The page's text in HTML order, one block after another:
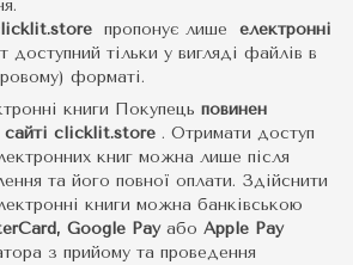
пропонує лише електронні
доступний тільки у вигляді файлів в
форматі.
книги Покупець повинен
clicklit.store . Отримати доступ
книг можна лише після
та його повної оплати. Здійснити
книги можна банківською
Google Pay або Apple Pay
з прийому та проведення